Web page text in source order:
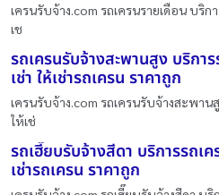
เครนรับจ้าง.com รถเครนรายเดือน บริก
เช
รถเครนรับจ้างสะพานสูง บริกา
เช่า ให้เช่ารถเครน ราคาถูก
เครนรับจ้าง.com รถเครนรับจ้างสะพาน
ให้เช่
รถเฮี๊ยบรับจ้างสีดา บริการรถเค
เช่ารถเครน ราคาถูก